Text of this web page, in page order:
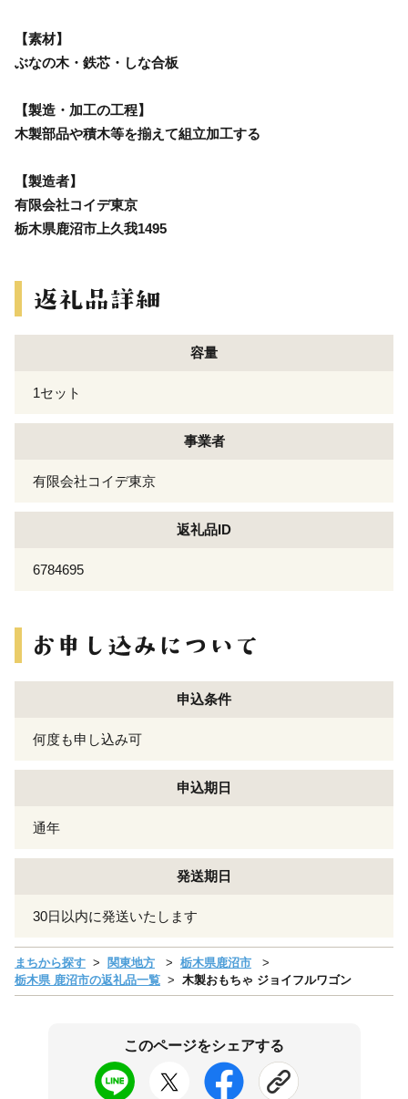
【素材】
ぶなの木・鉄芯・しな合板
【製造・加工の工程】
木製部品や積木等を揃えて組立加工する
【製造者】
有限会社コイデ東京
栃木県鹿沼市上久我1495
容量
1セット
事業者
有限会社コイデ東京
返礼品ID
6784695
申込条件
何度も申し込み可
申込期日
通年
発送期日
30日以内に発送いたします
まちから探す 関東地方
栃木県鹿沼市
栃木県 鹿沼市の返礼品一覧
木製おもちゃ ジョイフルワゴン
このページをシェアする